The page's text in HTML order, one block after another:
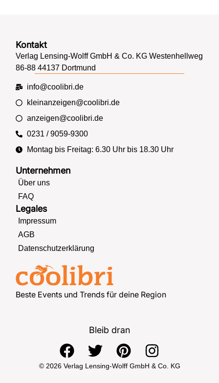
Beste Events und Trends für deine Region
Unternehmen
Über uns
FAQ
Legales
Impressum
AGB
Datenschutzerklärung
Kontakt
Verlag Lensing-Wolff GmbH & Co. KG Westenhellweg
86-88 44137 Dortmund
info@coolibri.de
kleinanzeigen@coolibri.de
anzeigen@coolibri.de
0231 / 9059-9300
Montag bis Freitag: 6.30 Uhr bis 18.30 Uhr
Bleib dran
F
a
c
T
w
i
P
i
n
I
n
s
© 2026 Verlag Lensing-Wolff GmbH & Co. KG